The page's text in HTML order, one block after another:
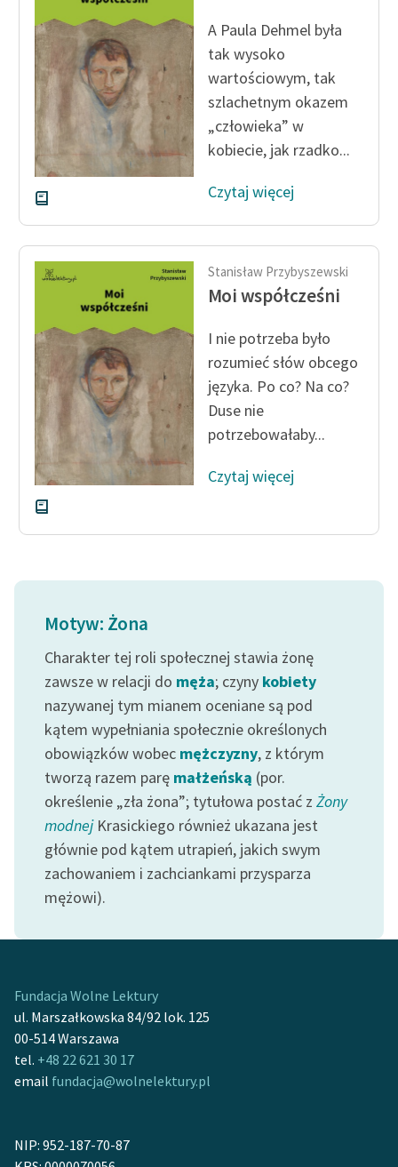
Kolekcje edukacyjne
twórców przechodzących
do domeny publicznej,
lektur szkolnych oraz
Starego Testamentu
Odkurzamy bohaterów
Szkoła Poezji Wolnych
Lektur
O nas
Kontakt
O projekcie
Zespół
Zasady wykorzystania
Wolnych Lektur
Logotypy
Materiały promocyjne
Polityka prywatności
sprawozdania finansowe
Regulamin darowizn
Informacja o treściach
wrażliwych
Deklaracja dostępności
A Paula Dehmel była
tak wysoko
wartościowym, tak
szlachetnym okazem
„człowieka” w
kobiecie, jak rzadko...
Czytaj więcej
Stanisław Przybyszewski
Moi współcześni
I nie potrzeba było
rozumieć słów obcego
języka. Po co? Na co?
Duse nie
potrzebowałaby...
Czytaj więcej
Motyw: Żona
Charakter tej roli społecznej stawia żonę
zawsze w relacji do męża; czyny kobiety
nazywanej tym mianem oceniane są pod
kątem wypełniania społecznie określonych
obowiązków wobec mężczyzny, z którym
tworzą razem parę małżeńską (por.
określenie „zła żona”; tytułowa postać z Żony
modnejKrasickiego również ukazana jest
głównie pod kątem utrapień, jakich swym
zachowaniem i zachciankami przysparza
mężowi).
Fundacja Wolne Lektury
ul. Marszałkowska 84/92 lok. 125
00-514 Warszawa
tel. +48 22 621 30 17
email fundacja@wolnelektury.pl
NIP: 952-187-70-87